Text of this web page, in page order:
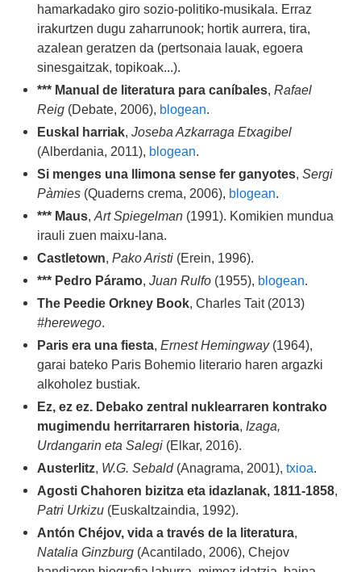
hamarkadako giro sozio-politiko-musikala. Erraz
irakurtzen dugu zaharrunook; hortik aurrera, tira,
azalean geratzen da (pertsonaia lauak, egoera
sinesgaitzak, topikoak...).
*** Manual de literatura para caníbales, Rafael
Reig(Debate, 2006), blogean.
Euskal harriak, Joseba Azkarraga Etxagibel
(Alberdania, 2011), blogean.
Si menges una llimona sense fer ganyotes, Sergi
Pàmies(Quaderns crema, 2006), blogean.
*** Maus, Art Spiegelman(1991). Komikien mundua
irauli zuen maixu-lana.
Castletown, Pako Aristi(Erein, 1996).
*** Pedro Páramo, Juan Rulfo(1955), blogean.
The Peedie Orkney Book, Charles Tait (2013)
#herewego.
Paris era una fiesta, Ernest Hemingway(1964),
garai bateko Paris Bohemio literario haren argazki
alkoholez bustiak.
Ez, ez ez. Debako zentral nuklearraren kontrako
mugimendu herritarraren historia, Izaga,
Urdangarin eta Salegi(Elkar, 2016).
Austerlitz, W.G. Sebald(Anagrama, 2001), txioa.
Agosti Chahoren bizitza eta idazlanak, 1811-1858,
Patri Urkizu(Euskaltzaindia, 1992).
Antón Chéjov, vida a través de la literatura,
Natalia Ginzburg(Acantilado, 2006), Chejov